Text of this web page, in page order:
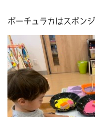
ポーチュラカはスポン